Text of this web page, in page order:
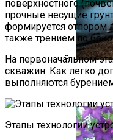
Виды
Чтобы
поверхностного
прочные несущие
формируется отпором
также трением по
На первоначальном
скважин. Как легко
выполняются
Этапы технологии